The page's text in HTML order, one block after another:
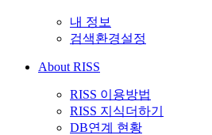
내 정보
검색환경설정
About RISS
RISS 이용방법
RISS 지식더하기
DB연계 현황